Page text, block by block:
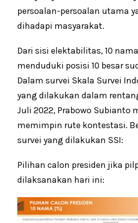
persoalan-persoalan utama
dihadapi masyarakat.
Dari sisi elektabilitas, 10
menduduki posisi 10 besar
Dalam survei Skala Survei
yang dilakukan dalam
Juli 2022, Prabowo Subianto
memimpin rute kontestasi.
survei yang dilakukan SSI:
Pilihan calon presiden jika
dilaksanakan hari ini: